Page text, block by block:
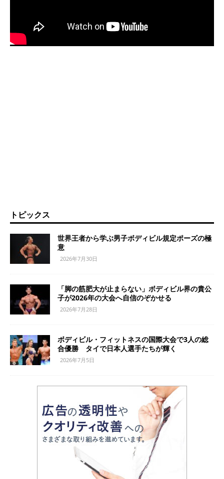
トピックス
世界王者から学ぶ男子ボディビル規定ポーズの極
意
2026年7月30日
「脚の筋肥大が止まらない」ボディビル界の貴公
子が2026年の大会へ自信のぞかせる
2026年7月28日
ボディビル・フィットネスの国際大会で3人の総
合優勝 タイで日本人選手たちが輝く
2026年7月5日